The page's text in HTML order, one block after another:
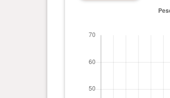
0 an(s), 7 mois et 1 jour(s)
0 an(s), 6 mois et 29 jour(s)
0 an(s), 6 mois et 24 jour(s)
0 an(s), 6 mois et 19 jour(s)